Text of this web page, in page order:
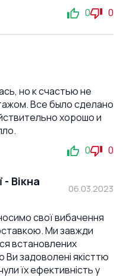
0 0
но к счастью не
Все было сделано
хорошо и
0 0
- Вікна
06.03.2023
свої вибачення
Ми завжди
встановлених
Ви задоволені якісттю
їх ефективність у